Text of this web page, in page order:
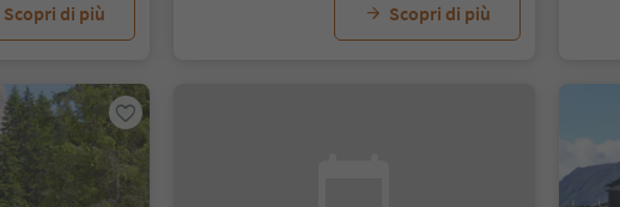
Scopri di più Scopri di più